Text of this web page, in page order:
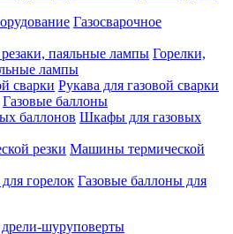
Газосварочное
Горелки,
лампы
Рукава для газовой сварки
Газовые баллоны
Шкафы для газовых
Машины термической
Газовые баллоны для